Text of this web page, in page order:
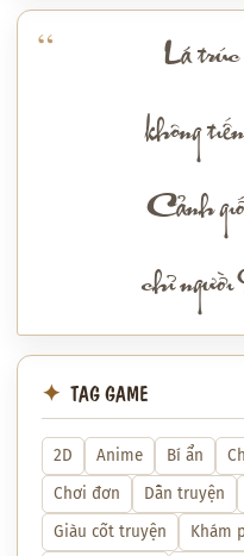
Lá
không
Cảnh
chỉ
TAG GAME
2D Anime Bí ẩn
Chơi đơn
Dẫn truyện
Giàu cốt truyện
Khám